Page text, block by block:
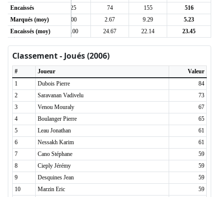
Encaissés
162 125 74 155
516
Marqués (moy)
3.14 4.00 2.67 9.29
5.23
Encaissés (moy)
23.14 25.00 24.67 22.14 23.45
Classement - Joués (2006)
# Joueur
Valeur
1
Dubois Pierre
84
2
Saravanan Vadivelu
73
3
Venou Mouraly
67
4
Boulanger Pierre
65
5
Leau Jonathan
61
6
Nessakh Karim
61
7
Cano Stéphane
59
8
Cieply Jérémy
59
9
Desquines Jean
59
10
Marzin Eric
59